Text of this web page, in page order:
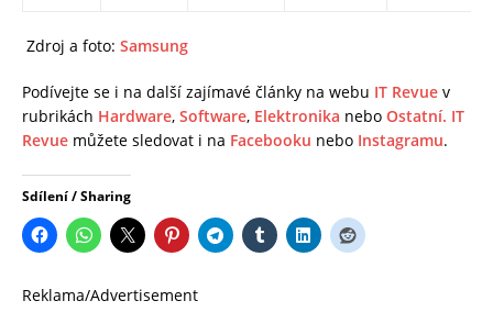
Zdroj a foto: Samsung
Podívejte se i na další zajímavé články na webu IT Revue v
rubrikách Hardware, Software, Elektronika nebo Ostatní. IT
Revue můžete sledovat i na Facebooku nebo Instagramu.
Sdílení / Sharing
Reklama/Advertisement